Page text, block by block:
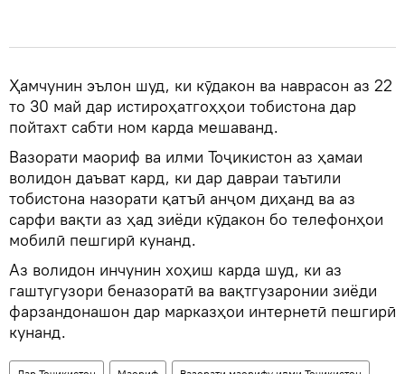
Ҳамчунин эълон шуд, ки кӯдакон ва наврасон аз 22
то 30 май дар истироҳатгоҳҳои тобистона дар
пойтахт сабти ном карда мешаванд.
Вазорати маориф ва илми Тоҷикистон аз ҳамаи
волидон даъват кард, ки дар давраи таътили
тобистона назорати қатъӣ анҷом диҳанд ва аз
сарфи вақти аз ҳад зиёди кӯдакон бо телефонҳои
мобилӣ пешгирӣ кунанд.
Аз волидон инчунин хоҳиш карда шуд, ки аз
гаштугузори беназоратӣ ва вақтгузаронии зиёди
фарзандонашон дар марказҳои интернетӣ пешгирӣ
кунанд.